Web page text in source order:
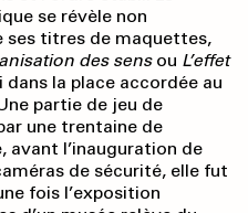
se révèle non
ses titres de maquettes,
des sens ou L’effet
dans la place accordée au
partie de jeu de
une trentaine de
avant l’inauguration de
de sécurité, elle fut
fois l’exposition